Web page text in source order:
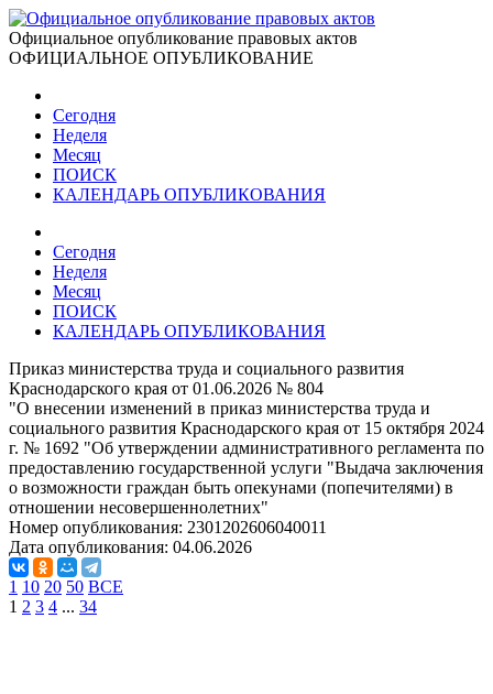
Официальное опубликование правовых актов
ОФИЦИАЛЬНОЕ ОПУБЛИКОВАНИЕ
Сегодня
Неделя
Месяц
ПОИСК
КАЛЕНДАРЬ ОПУБЛИКОВАНИЯ
Сегодня
Неделя
Месяц
ПОИСК
КАЛЕНДАРЬ ОПУБЛИКОВАНИЯ
Приказ министерства труда и социального развития
Краснодарского края от 01.06.2026 № 804
"О внесении изменений в приказ министерства труда и
социального развития Краснодарского края от 15 октября 2024
г. № 1692 "Об утверждении административного регламента по
предоставлению государственной услуги "Выдача заключения
о возможности граждан быть опекунами (попечителями) в
отношении несовершеннолетних"
Номер опубликования: 2301202606040011
Дата опубликования: 04.06.2026
1 10 20 50 ВСЕ
1 2 3 4 ... 34